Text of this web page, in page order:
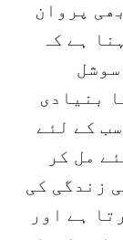
پروان
ہے کہ
بنیادی
کے لئے
مل کر
زندگی کی
ہے اور